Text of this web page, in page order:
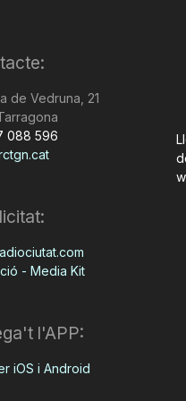
de Vedruna, 21
088 596
- Media Kit
l'APP:
iOS i Android